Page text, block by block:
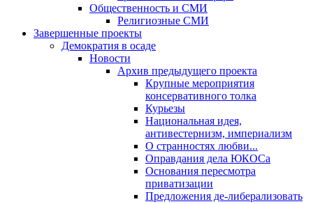
Общественность и СМИ
Религиозные СМИ
Завершенные проекты
Демократия в осаде
Новости
Архив предыдущего проекта
Крупные мероприятия
консервативного толка
Курьезы
Национальная идея,
антивестернизм, империализм
О странностях любви...
Оправдания дела ЮКОСа
Основания пересмотра
приватизации
Предложения де-либерализовать